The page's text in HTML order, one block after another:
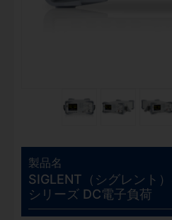
製品名
SIGLENT（シグレント
シリーズ DC電子負荷